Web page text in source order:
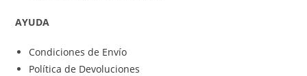
AYUDA
Condiciones de Envío
Política de Devoluciones